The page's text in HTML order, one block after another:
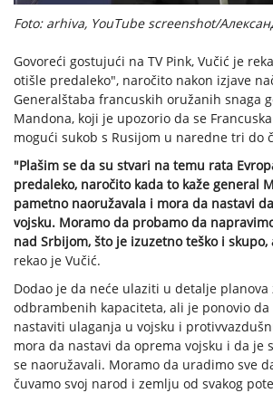
Foto: arhiva, YouTube screenshot/
Govoreći gostujući na TV Pink, Vučić je
otišle predaleko", naročito nakon izjave
Generalštaba francuskih oružanih snaga
Mandona, koji je upozorio da se
mogući sukob s Rusijom u naredne tri do
"Plašim se da su stvari na temu rata
predaleko, naročito kada to kaže general
pametno naoružavala i mora da nastavi
vojsku. Moramo da probamo da
nad Srbijom, što je izuzetno teško i
rekao je Vučić.
Dodao je da neće ulaziti u detalje planova
odbrambenih kapaciteta, ali je ponovio da
nastaviti ulaganja u vojsku i
mora da nastavi da oprema vojsku i da je
se naoružavali. Moramo da uradimo sve
čuvamo svoj narod i zemlju od svakog